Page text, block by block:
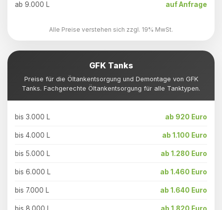
ab 9.000 L auf Anfrage
Alle Preise verstehen sich zzgl. 19% MwSt.
GFK Tanks
Preise für die Öltankentsorgung und Demontage von GFK
Tanks. Fachgerechte Öltankentsorgung für alle Tanktypen.
bis 3.000 L ab 920 Euro
bis 4.000 L ab 1.100 Euro
bis 5.000 L ab 1.280 Euro
bis 6.000 L ab 1.460 Euro
bis 7.000 L ab 1.640 Euro